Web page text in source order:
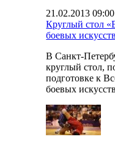
21.02.2013 09:00
Круглый стол
боевых
В Санкт-
круглый стол,
подготовке к
боевых